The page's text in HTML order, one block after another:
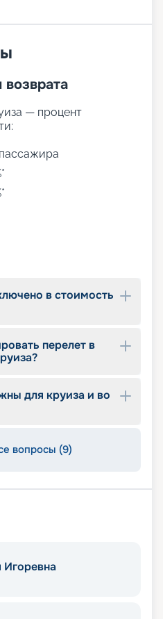
онлайн, без
всю
- 2027 г.,
цены на
Вас ждет яркое и
— процент
в стоимость
перелет в
для круиза и во
вопросы (9)
Игоревна